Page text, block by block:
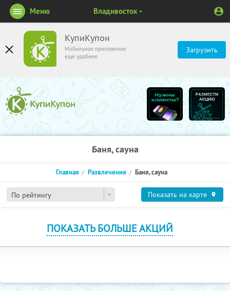
КупиКупон
Мобильное приложение
ещё удобнее
Загрузить
Меню Владивосток
Баня, сауна
По рейтингу
Главная Развлечения Баня, сауна
Показать на карте
ПОКАЗАТЬ БОЛЬШЕ АКЦИЙ